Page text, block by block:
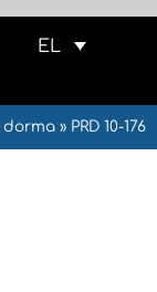
EL
dorma» PRD 10-176